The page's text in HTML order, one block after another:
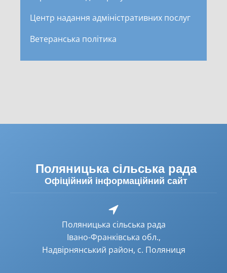
Центр надання адміністративних послуг
Ветеранська політика
Поляницька сільська рада
Офіційний інформаційний сайт
Поляницька сільська рада
Івано-Франківська обл.,
Надвірнянський район, с. Поляниця